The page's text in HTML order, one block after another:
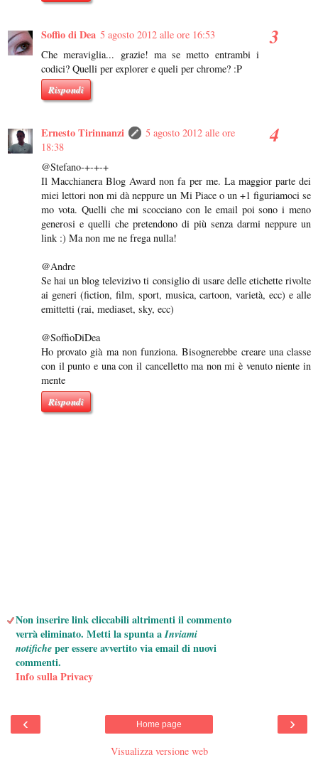
Soffio di Dea 5 agosto 2012 alle ore 16:53
Che meraviglia... grazie! ma se metto entrambi i
codici? Quelli per explorer e queli per chrome? :P
Rispondi
Ernesto Tirinnanzi
5 agosto 2012 alle ore
18:38
@Stefano-+-+-+
Il Macchianera Blog Award non fa per me. La maggior parte dei
miei lettori non mi dà neppure un Mi Piace o un +1 figuriamoci se
mo vota. Quelli che mi scocciano con le email poi sono i meno
generosi e quelli che pretendono di più senza darmi neppure un
link :) Ma non me ne frega nulla!
@Andre
Se hai un blog televizivo ti consiglio di usare delle etichette rivolte
ai generi (fiction, film, sport, musica, cartoon, varietà, ecc) e alle
emittetti (rai, mediaset, sky, ecc)
@SoffioDiDea
Ho provato già ma non funziona. Bisognerebbe creare una classe
con il punto e una con il cancelletto ma non mi è venuto niente in
mente
Rispondi
Non inserire link cliccabili altrimenti il commento
verrà eliminato. Metti la spunta aInviami
notificheper essere avvertito via email di nuovi
commenti.
Info sulla Privacy
‹ ›
Home page
Visualizza versione web